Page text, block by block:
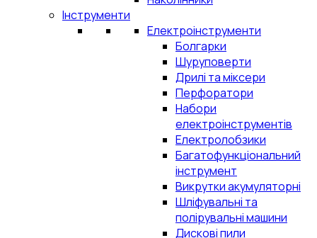
Інструменти
Електроінструменти
Болгарки
Шуруповерти
Дрилі та міксери
Перфоратори
Набори
електроінструментів
Електролобзики
Багатофункціональний
інструмент
Викрутки акумуляторні
Шліфувальні та
полірувальні машини
Дискові пили